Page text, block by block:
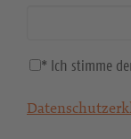
* Ich stimme